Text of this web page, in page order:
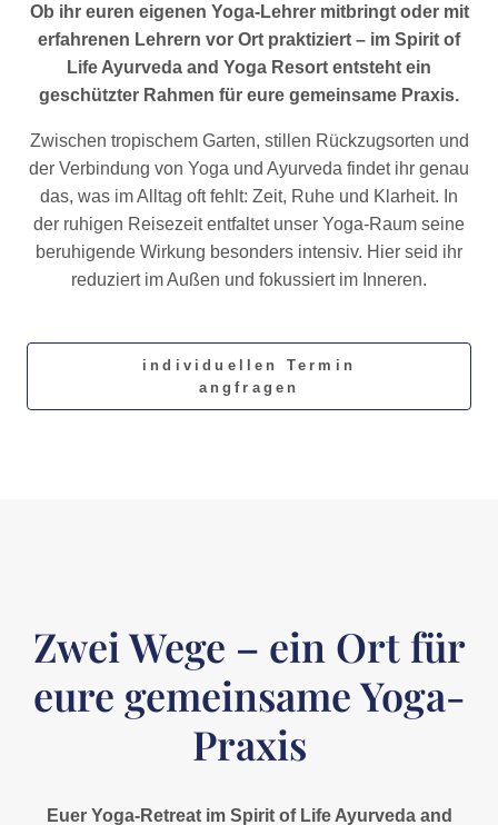
Ob ihr euren eigenen Yoga-Lehrer mitbringt oder mit
erfahrenen Lehrern vor Ort praktiziert – im Spirit of
Life Ayurveda and Yoga Resort entsteht ein
geschützter Rahmen für eure gemeinsame Praxis.
Zwischen tropischem Garten, stillen Rückzugsorten und
der Verbindung von Yoga und Ayurveda findet ihr genau
das, was im Alltag oft fehlt: Zeit, Ruhe und Klarheit. In
der ruhigen Reisezeit entfaltet unser Yoga-Raum seine
beruhigende Wirkung besonders intensiv. Hier seid ihr
reduziert im Außen und fokussiert im Inneren.
individuellen Termin
angfragen
Zwei Wege – ein Ort für
eure gemeinsame Yoga-
Praxis
Euer Yoga-Retreat im Spirit of Life Ayurveda and